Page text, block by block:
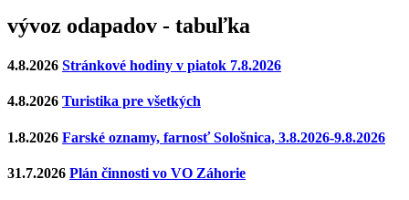
vývoz odapadov - tabuľka
4.8.2026 Stránkové hodiny v piatok 7.8.2026
4.8.2026 Turistika pre všetkých
1.8.2026 Farské oznamy, farnosť Sološnica, 3.8.2026-9.8.2026
31.7.2026 Plán činnosti vo VO Záhorie